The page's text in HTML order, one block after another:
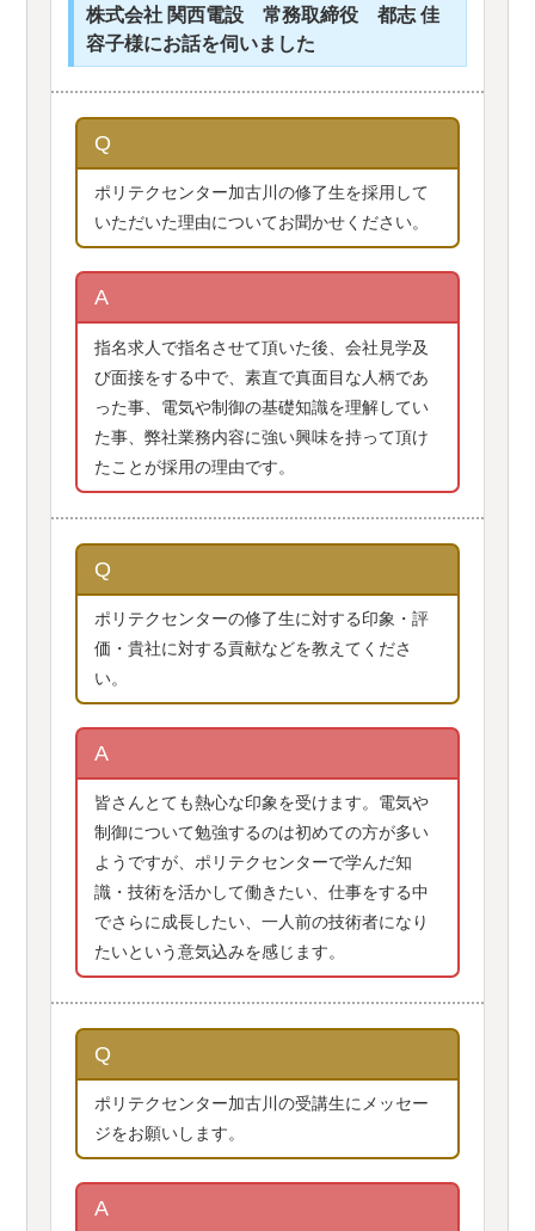
株式会社 関西電設 常務取締役 都志 佳
容子様にお話を伺いました
Q
ポリテクセンター加古川の修了生を採用して
いただいた理由についてお聞かせください。
A
指名求人で指名させて頂いた後、会社見学及
び面接をする中で、素直で真面目な人柄であ
った事、電気や制御の基礎知識を理解してい
た事、弊社業務内容に強い興味を持って頂け
たことが採用の理由です。
Q
ポリテクセンターの修了生に対する印象・評
価・貴社に対する貢献などを教えてくださ
い。
A
皆さんとても熱心な印象を受けます。電気や
制御について勉強するのは初めての方が多い
ようですが、ポリテクセンターで学んだ知
識・技術を活かして働きたい、仕事をする中
でさらに成長したい、一人前の技術者になり
たいという意気込みを感じます。
Q
ポリテクセンター加古川の受講生にメッセー
ジをお願いします。
A